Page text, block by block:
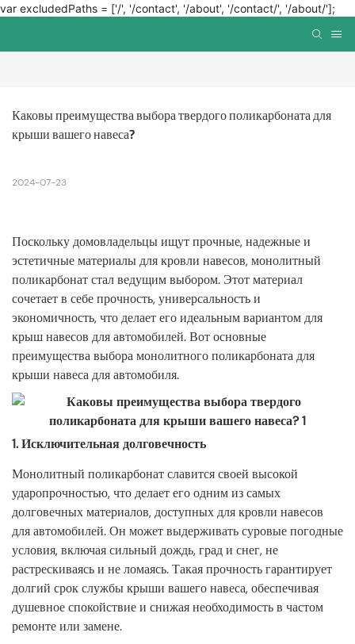
var excludedPaths = ['/', '/contact', '/about', '/contact/', '/about/'];
Каковы преимущества выбора твердого поликарбоната для
крыши вашего навеса?
2024-07-23
Поскольку домовладельцы ищут прочные, надежные и
эстетичные материалы для кровли навесов, монолитный
поликарбонат стал ведущим выбором. Этот материал
сочетает в себе прочность, универсальность и
экономичность, что делает его идеальным вариантом для
крыш навесов для автомобилей. Вот основные
преимущества выбора монолитного поликарбоната для
крыши навеса для автомобиля.
1.Исключительная долговечность
Монолитный поликарбонат славится своей высокой
ударопрочностью, что делает его одним из самых
долговечных материалов, доступных для кровли навесов
для автомобилей. Он может выдерживать суровые погодные
условия, включая сильный дождь, град и снег, не
растрескиваясь и не ломаясь. Такая прочность гарантирует
долгий срок службы крыши вашего навеса, обеспечивая
душевное спокойствие и снижая необходимость в частом
ремонте или замене.